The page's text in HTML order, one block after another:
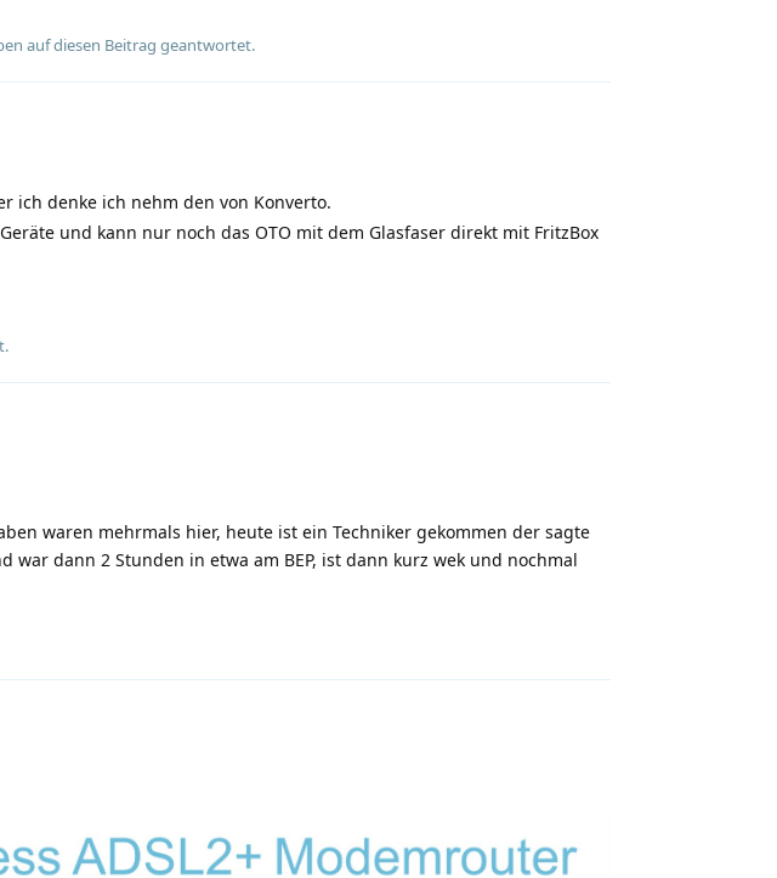
auf diesen Beitrag geantwortet.
ich denke ich nehm den von Konverto.
und kann nur noch das OTO mit dem Glasfaser direkt mit FritzBox
waren mehrmals hier, heute ist ein Techniker gekommen der sagte
war dann 2 Stunden in etwa am BEP, ist dann kurz wek und nochmal